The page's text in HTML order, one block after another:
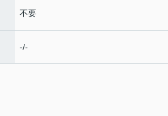
不要
-/-